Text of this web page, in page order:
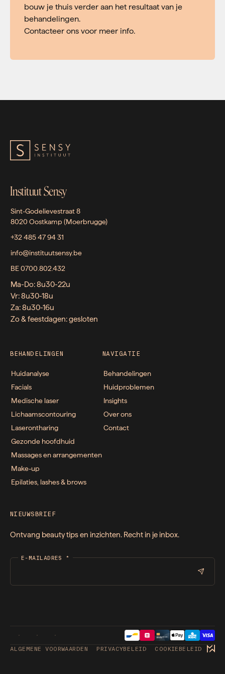
bouw je thuis verder aan het resultaat van je
behandelingen.
Contacteer ons voor meer info.
Instituut Sensy
Sint-Godelievestraat 8
8020 Oostkamp (Moerbrugge)
+32 485 47 94 31
info@instituutsensy.be
BE 0700.802.432
Ma-Do: 8u30-22u
Vr: 8u30-18u
Za: 8u30-16u
Zo & feestdagen: gesloten
BEHANDELINGEN
Huidanalyse
Facials
Medische laser
Lichaamscontouring
Laserontharing
Gezonde hoofdhuid
Massages en arrangementen
Make-up
Epilaties, lashes & brows
NAVIGATIE
Behandelingen
Huidproblemen
Insights
Over ons
Contact
NIEUWSBRIEF
Ontvang beauty tips en inzichten. Recht in je inbox.
E-MAILADRES *
ALGEMENE VOORWAARDEN PRIVACYBELEID COOKIEBELEID